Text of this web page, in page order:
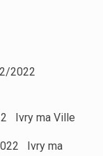
2022
Ivry ma Ville
Ivry ma